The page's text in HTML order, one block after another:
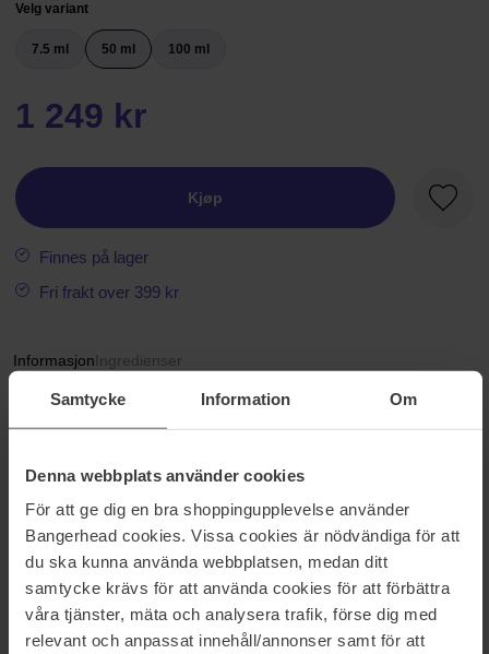
Samtycke Information Om
Denna webbplats använder cookies
För att ge dig en bra shoppingupplevelse använder
Bangerhead cookies. Vissa cookies är nödvändiga för att
du ska kunna använda webbplatsen, medan ditt
samtycke krävs för att använda cookies för att förbättra
våra tjänster, mäta och analysera trafik, förse dig med
relevant och anpassat innehåll/annonser samt för att
Velg variant
7.5 ml 50 ml 100 ml
1 249 kr
Kjøp
Finnes på lager
Fri frakt over 399 kr
Informasjon Ingredienser
Denne kreasjonen representerer en nøytral og poetisk balanse og
har en beroligende og jordnær effekt på sinnet. "Ode to dullness"
Duftens transparente fremtoning skjuler en uventet balanse
Kombinert med den omsluttende sensualiteten til sandeltre og
kashmirblomst, pakker komposisjonen deg inn i en koselig aura.
Nøkkelingredienser: Stjerneanis, fresia, sandeltre, tonkabønne,
moskus Duftfamilie: Blomster, moskus Hvem passer den til: "Ode
to Dullness" er den perfekte duften for deg som ønsker en
behagelig og ren duft. Tenk på den som å krølle seg sammen